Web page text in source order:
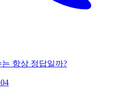
는 항상 정답일까?